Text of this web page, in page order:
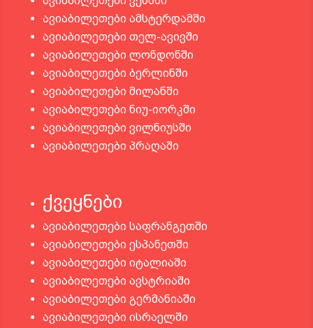
ავიაბილეთები ამსტერდამში
ავიაბილეთები თელ-ავივში
ავიაბილეთები ლონდონში
ავიაბილეთები ბერლინში
ავიაბილეთები მილანში
ავიაბილეთები ნიუ-იორკში
ავიაბილეთები ვილნიუსში
ავიაბილეთები პრაღაში
ქვეყნები
ავიაბილეთები საფრანგეთში
ავიაბილეთები ესპანეთში
ავიაბილეთები იტალიაში
ავიაბილეთები ავსტრიაში
ავიაბილეთები გერმანიაში
ავიაბილეთები ისრაელში